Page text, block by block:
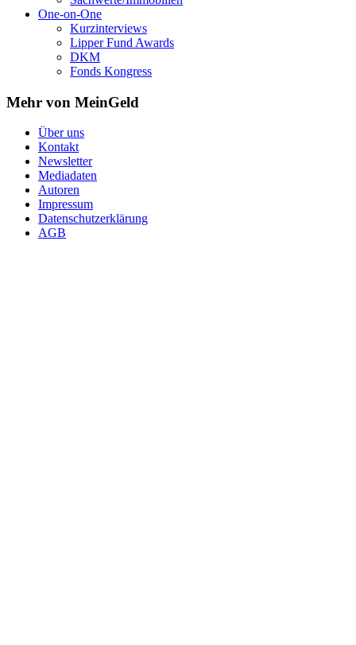
One-on-One
Kurzinterviews
Lipper Fund Awards
DKM
Fonds Kongress
Mehr von MeinGeld
Über uns
Kontakt
Newsletter
Mediadaten
Autoren
Impressum
Datenschutzerklärung
AGB